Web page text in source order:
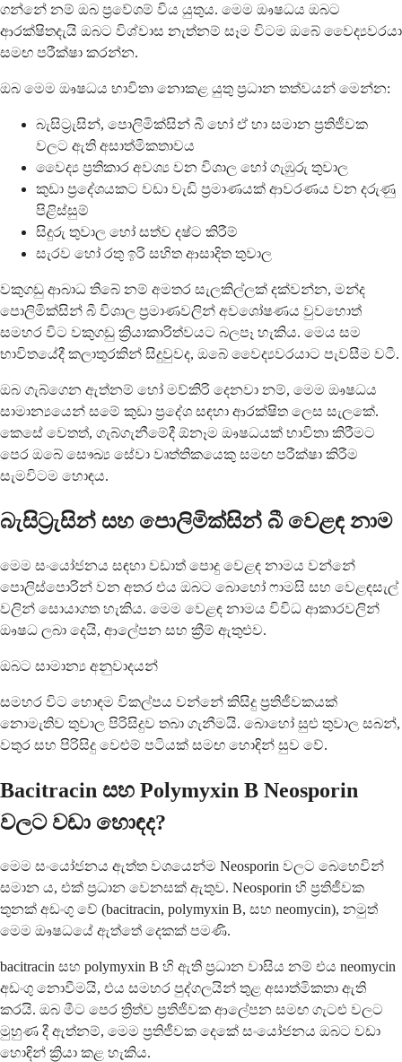
ගන්නේ නම් ඔබ ප්‍රවේශම් විය යුතුය. මෙම ඖෂධය ඔබට
ආරක්ෂිතදැයි ඔබට විශ්වාස නැත්නම් සෑම විටම ඔබේ වෛද්‍යවරයා
සමඟ පරීක්ෂා කරන්න.
ඔබ මෙම ඖෂධය භාවිතා නොකළ යුතු ප්‍රධාන තත්වයන් මෙන්න:
බැසිට්‍රැසින්, පොලිමික්සින් බී හෝ ඒ හා සමාන ප්‍රතිජීවක
වලට ඇති අසාත්මිකතාවය
වෛද්‍ය ප්‍රතිකාර අවශ්‍ය වන විශාල හෝ ගැඹුරු තුවාල
කුඩා ප්‍රදේශයකට වඩා වැඩි ප්‍රමාණයක් ආවරණය වන දරුණු
පිළිස්සුම්
සිදුරු තුවාල හෝ සත්ව දෂ්ට කිරීම්
සැරව හෝ රතු ඉරි සහිත ආසාදිත තුවාල
වකුගඩු ආබාධ තිබේ නම් අමතර සැලකිල්ලක් දක්වන්න, මන්ද
පොලිමික්සින් බී විශාල ප්‍රමාණවලින් අවශෝෂණය වුවහොත්
සමහර විට වකුගඩු ක්‍රියාකාරිත්වයට බලපෑ හැකිය. මෙය සම
භාවිතයේදී කලාතුරකින් සිදුවුවද, ඔබේ වෛද්‍යවරයාට පැවසීම වටී.
ඔබ ගැබ්ගෙන ඇත්නම් හෝ මව්කිරි දෙනවා නම්, මෙම ඖෂධය
සාමාන්‍යයෙන් සමේ කුඩා ප්‍රදේශ සඳහා ආරක්ෂිත ලෙස සැලකේ.
කෙසේ වෙතත්, ගැබ්ගැනීමේදී ඕනෑම ඖෂධයක් භාවිතා කිරීමට
පෙර ඔබේ සෞඛ්‍ය සේවා වෘත්තිකයෙකු සමඟ පරීක්ෂා කිරීම
සැමවිටම හොඳය.
බැසිට්‍රැසින් සහ පොලිමික්සින් බී වෙළඳ නාම
මෙම සංයෝජනය සඳහා වඩාත් පොදු වෙළඳ නාමය වන්නේ
පොලිස්පොරින් වන අතර එය ඔබට බොහෝ ෆාමසි සහ වෙළඳසැල්
වලින් සොයාගත හැකිය. මෙම වෙළඳ නාමය විවිධ ආකාරවලින්
ඖෂධ ලබා දෙයි, ආලේපන සහ ක්‍රීම් ඇතුළුව.
ඔබට සාමාන්‍ය අනුවාදයන්
සමහර විට හොඳම විකල්පය වන්නේ කිසිදු ප්‍රතිජීවකයක්
නොමැතිව තුවාල පිරිසිදුව තබා ගැනීමයි. බොහෝ සුළු තුවාල සබන්,
වතුර සහ පිරිසිදු වෙළුම් පටියක් සමඟ හොඳින් සුව වේ.
Bacitracin සහ Polymyxin B Neosporin
වලට වඩා හොඳද?
මෙම සංයෝජනය ඇත්ත වශයෙන්ම Neosporin වලට බෙහෙවින්
සමාන ය, එක් ප්‍රධාන වෙනසක් ඇතුව. Neosporin හි ප්‍රතිජීවක
තුනක් අඩංගු වේ (bacitracin, polymyxin B, සහ neomycin), නමුත්
මෙම ඖෂධයේ ඇත්තේ දෙකක් පමණි.
bacitracin සහ polymyxin B හි ඇති ප්‍රධාන වාසිය නම් එය neomycin
අඩංගු නොවීමයි, එය සමහර පුද්ගලයින් තුළ අසාත්මිකතා ඇති
කරයි. ඔබ මීට පෙර ත්‍රිත්ව ප්‍රතිජීවක ආලේපන සමඟ ගැටළු වලට
මුහුණ දී ඇත්නම්, මෙම ප්‍රතිජීවක දෙකේ සංයෝජනය ඔබට වඩා
හොඳින් ක්‍රියා කළ හැකිය.